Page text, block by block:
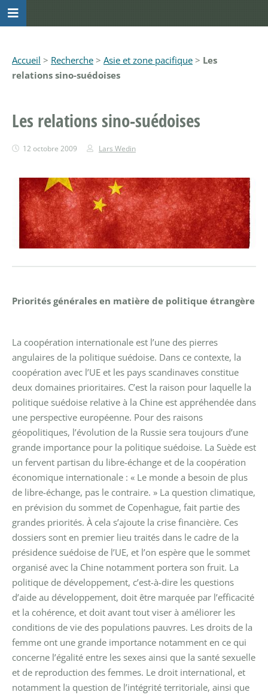
Accueil > Recherche > Asie et zone pacifique > Les
relations sino-suédoises
Les relations sino-suédoises
12 octobre 2009 Lars Wedin
Priorités générales en matière de politique étrangère
La coopération internationale est l’une des pierres
angulaires de la politique suédoise. Dans ce contexte, la
coopération avec l’UE et les pays scandinaves constitue
deux domaines prioritaires. C’est la raison pour laquelle la
politique suédoise relative à la Chine est appréhendée dans
une perspective européenne. Pour des raisons
géopolitiques, l’évolution de la Russie sera toujours d’une
grande importance pour la politique suédoise. La Suède est
un fervent partisan du libre-échange et de la coopération
économique internationale : « Le monde a besoin de plus
de libre-échange, pas le contraire. » La question climatique,
en prévision du sommet de Copenhague, fait partie des
grandes priorités. À cela s’ajoute la crise financière. Ces
dossiers sont en premier lieu traités dans le cadre de la
présidence suédoise de l’UE, et l’on espère que le sommet
organisé avec la Chine notamment portera son fruit. La
politique de développement, c’est-à-dire les questions
d’aide au développement, doit être marquée par l’efficacité
et la cohérence, et doit avant tout viser à améliorer les
conditions de vie des populations pauvres. Les droits de la
femme ont une grande importance notamment en ce qui
concerne l’égalité entre les sexes ainsi que la santé sexuelle
et de reproduction des femmes. Le droit international, et
notamment la question de l’intégrité territoriale, ainsi que